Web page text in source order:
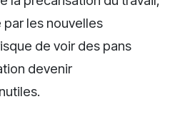
par les nouvelles
de voir des pans
devenir